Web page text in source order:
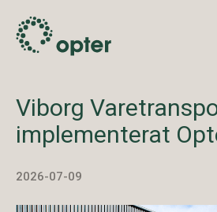
Viborg
implementerat
2026-07-09